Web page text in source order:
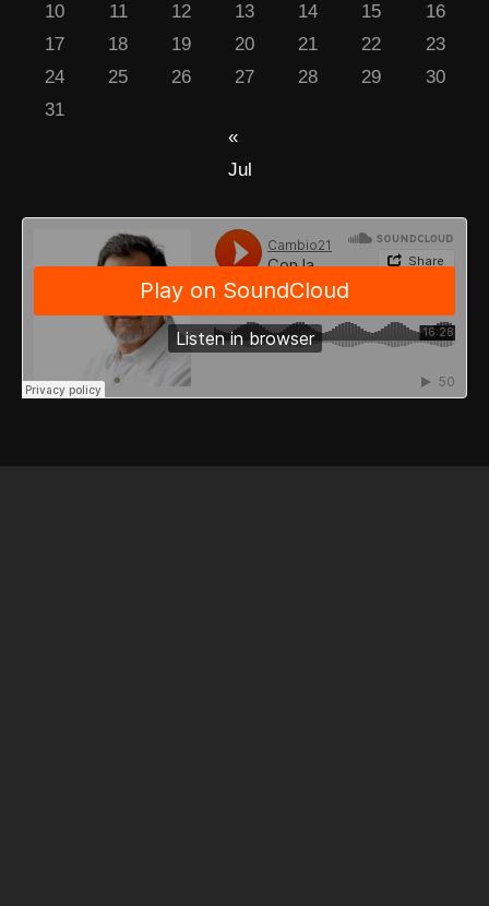
10
11 12 13 14 15
16
17
18 19 20 21 22
23
24
25 26 27 28 29
30
31
«
Jul